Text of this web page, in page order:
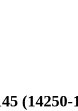
(14250-